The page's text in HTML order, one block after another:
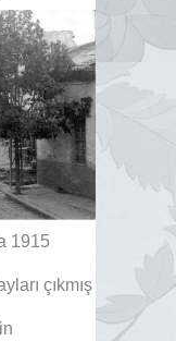
1915
çıkmış